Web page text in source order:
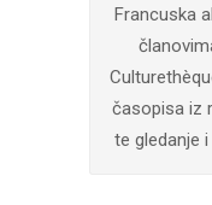
Francuska
časopisa iz
te gledanje